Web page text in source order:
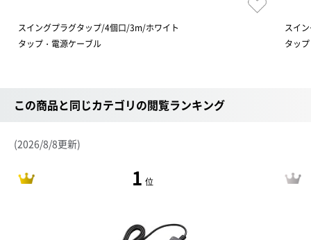
スイングプラグタップ/4個口/3m/ホワイト
タップ・電源ケーブル
スイ
タッ
この商品と同じカテゴリの閲覧ランキング
(2026/8/8更新)
1 位